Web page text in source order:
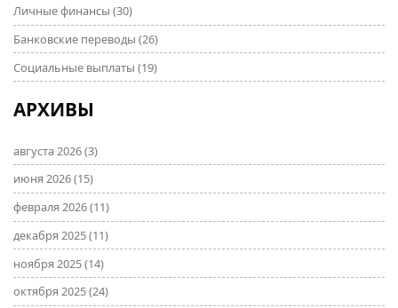
Личные финансы (30)
Банковские переводы (26)
Социальные выплаты (19)
АРХИВЫ
августа 2026(3)
июня 2026(15)
февраля 2026(11)
декабря 2025(11)
ноября 2025(14)
октября 2025(24)